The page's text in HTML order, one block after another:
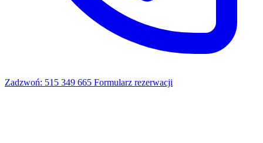
Zadzwoń: 515 349 665 Formularz rezerwacji